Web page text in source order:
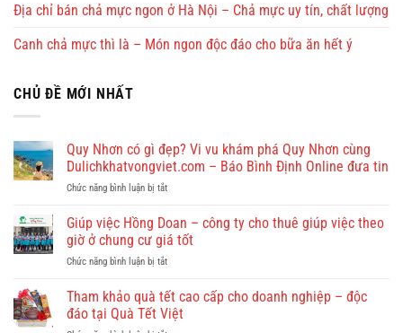
Địa chỉ bán chả mực ngon ở Hà Nội – Chả mực uy tín, chất lượng
Canh chả mực thì là – Món ngon độc đáo cho bữa ăn hết ý
CHỦ ĐỀ MỚI NHẤT
Quy Nhơn có gì đẹp? Vi vu khám phá Quy Nhơn cùng
Dulichkhatvongviet.com – Báo Bình Định Online đưa tin
Chức năng bình luận bị tắtở
có
gì
đẹp?
vu
khám
phá
Giúp việc Hồng Doan – công ty cho thuê giúp việc theo
giờ ở chung cư giá tốt
Chức năng bình luận bị tắtở
việc
Hồng
Doan
Tham khảo quà tết cao cấp cho doanh nghiệp – độc
đáo tại Quà Tết Việt